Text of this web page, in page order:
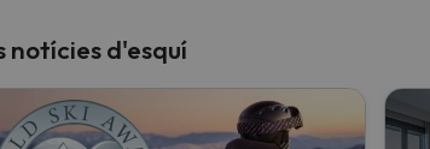
notícies d'esquí